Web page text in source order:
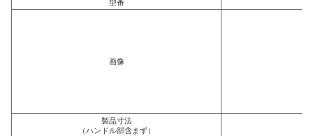
型番
画像
製品寸法
（ハンドル部含まず）